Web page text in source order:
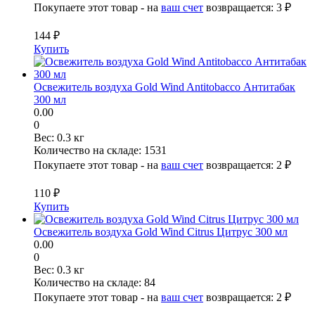
Покупаете этот товар - на ваш счет возвращается: 3 ₽
144 ₽
Купить
Освежитель воздуха Gold Wind Antitobacco Антитабак
300 мл
0.00
0
Вес: 0.3 кг
Количество на складе: 1531
Покупаете этот товар - на ваш счет возвращается: 2 ₽
110 ₽
Купить
Освежитель воздуха Gold Wind Citrus Цитрус 300 мл
0.00
0
Вес: 0.3 кг
Количество на складе: 84
Покупаете этот товар - на ваш счет возвращается: 2 ₽